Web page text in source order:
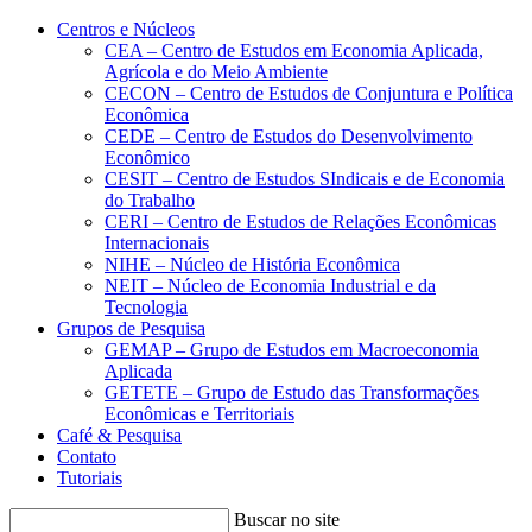
Conteúdo principal Menu principal
Centros e Núcleos
CEA – Centro de Estudos em Economia Aplicada,
Agrícola e do Meio Ambiente
CECON – Centro de Estudos de Conjuntura e Política
Econômica
CEDE – Centro de Estudos do Desenvolvimento
Econômico
CESIT – Centro de Estudos SIndicais e de Economia
do Trabalho
CERI – Centro de Estudos de Relações Econômicas
Internacionais
NIHE – Núcleo de História Econômica
NEIT – Núcleo de Economia Industrial e da
Tecnologia
Grupos de Pesquisa
GEMAP – Grupo de Estudos em Macroeconomia
Aplicada
GETETE – Grupo de Estudo das Transformações
Econômicas e Territoriais
Café & Pesquisa
Contato
Tutoriais
Buscar no site